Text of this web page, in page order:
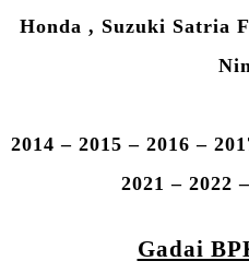
Honda , Suzuki Satria
2014 – 2015 – 2016 –
2021 – 2022
Gadai